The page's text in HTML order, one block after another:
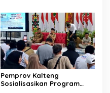
Pemprov Kalteng
Sosialisasikan Program